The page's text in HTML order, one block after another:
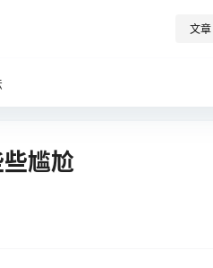
文章
尴尬